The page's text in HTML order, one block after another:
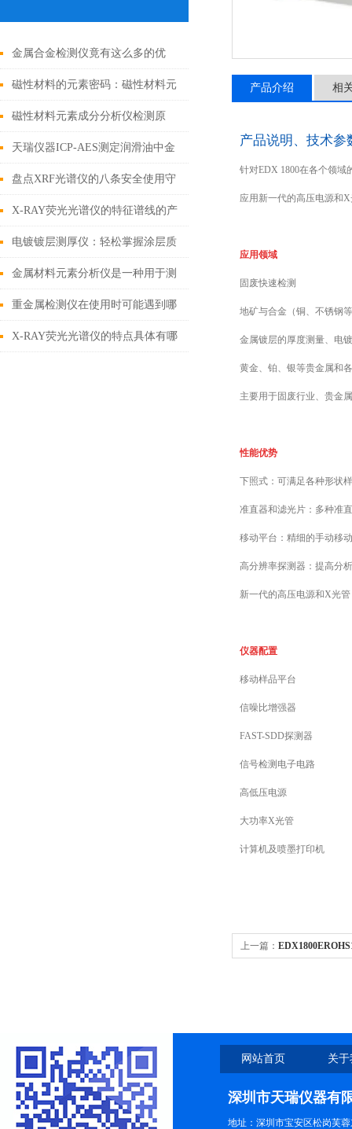
金属合金检测仪竟有这么多的优
势！
磁性材料的元素密码：磁性材料元
素成分分析仪技术解析与应用实践
磁性材料元素成分分析仪检测原
理、样品前处理与全场景应用解析
天瑞仪器ICP-AES测定润滑油中金
属元素
盘点XRF光谱仪的八条安全使用守
则
X-RAY荧光光谱仪的特征谱线的产
生是基于不同的机理
电镀镀层测厚仪：轻松掌握涂层质
量
金属材料元素分析仪是一种用于测
定金属的精密仪器
重金属检测仪在使用时可能遇到哪
些问题?如何解决?
X-RAY荧光光谱仪的特点具体有哪
产品介绍 相
产品说明、技术参
针对EDX 1800在各个领域
应用新一代的高压电源和
应用领域
固废快速检测
地矿与合金（铜、不锈钢
金属镀层的厚度测量、电
黄金、铂、银等贵金属和
主要用于固废行业、贵金
性能优势
下照式：可满足各种形状
准直器和滤光片：多种准
移动平台：精细的手动移
高分辨率探测器：提高分
新一代的高压电源和X光
仪器配置
移动样品平台
信噪比增强器
FAST-SDD探测器
信号检测电子电路
高低压电源
大功率X光管
计算机及喷墨打印机
上一篇：
网站首页 关
深圳市天瑞仪器有
地址：深圳市宝安区松岗芙